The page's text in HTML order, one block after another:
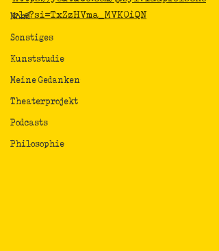
Mond
Sonstiges
Kunststudie
Meine Gedanken
Theaterprojekt
Podcasts
Philosophie
rle?si=TxZzHVma_MVK0iQN